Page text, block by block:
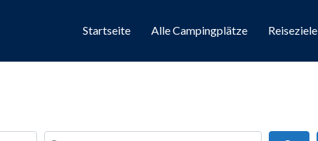
Startseite Alle Campingplätze Reiseziele
Wo?